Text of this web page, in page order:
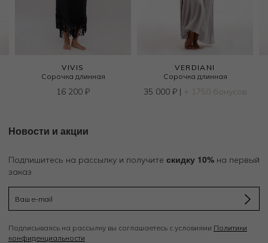
VIVIS
Сорочка длинная
16 200 ₽
VERDIANI
Сорочка длинная
35 000 ₽| + 1750 бонусов
Новости и акции
Подпишитесь на рассылку и получите скидку 10% на первый
заказ
Подписываясь на рассылку вы соглашаетесь с условиями Политики
конфиденциальности